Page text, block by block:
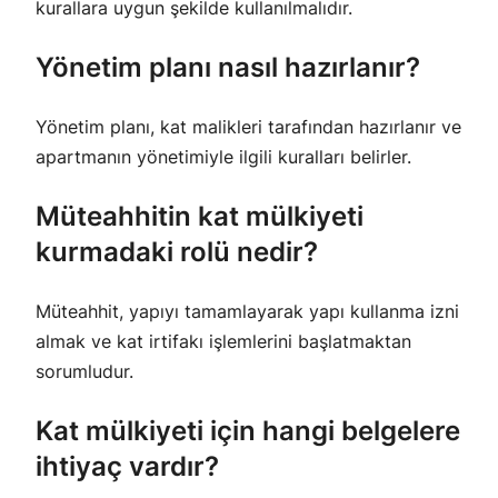
kurallara uygun şekilde kullanılmalıdır.
Yönetim planı nasıl hazırlanır?
Yönetim planı, kat malikleri tarafından hazırlanır ve
apartmanın yönetimiyle ilgili kuralları belirler.
Müteahhitin kat mülkiyeti
kurmadaki rolü nedir?
Müteahhit, yapıyı tamamlayarak yapı kullanma izni
almak ve kat irtifakı işlemlerini başlatmaktan
sorumludur.
Kat mülkiyeti için hangi belgelere
ihtiyaç vardır?